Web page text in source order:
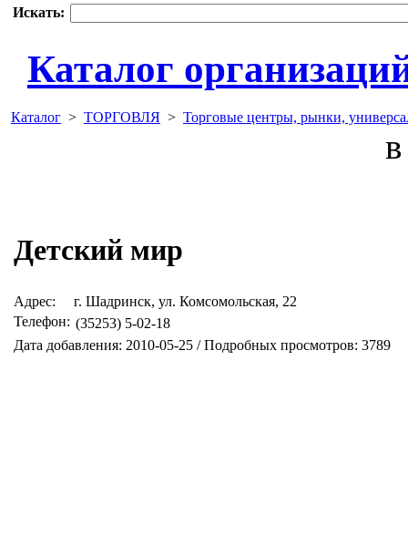
Искать:
Каталог
Каталог > ТОРГОВЛЯ > Торговые центры, рынки,
Детский мир
Адрес:
г. Шадринск, ул. Комсомольская, 22
Телефон: (35253) 5-02-18
Дата добавления: 2010-05-25 / Подробных просмотров: 3789